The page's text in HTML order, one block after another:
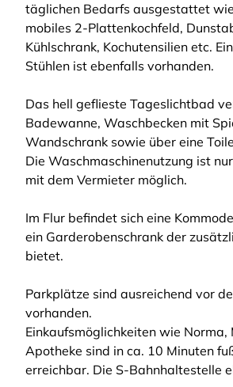
täglichen Bedarfs ausgestattet
mobiles 2-Plattenkochfeld,
Kühlschrank, Kochutensilien etc.
Stühlen ist ebenfalls vorhanden.
Das hell geflieste Tageslichtbad
Badewanne, Waschbecken mit
Wandschrank sowie über eine
Die Waschmaschinenutzung ist
mit dem Vermieter möglich.
Im Flur befindet sich eine
ein Garderobenschrank der
bietet.
Parkplätze sind ausreichend vor
vorhanden.
Einkaufsmöglichkeiten wie Norma,
Apotheke sind in ca. 10 Minuten
erreichbar. Die S-Bahnhaltestelle